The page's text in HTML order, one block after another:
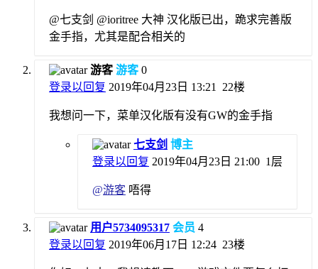
@七支剑 @ioritree 大神 汉化版已出，跪求完善版
金手指，尤其是配合相关的
游客游客 0
登录以回复 2019年04月23日 13:21 22楼
我想问一下，菜单汉化版有没有GW的金手指
七支剑 博主
登录以回复 2019年04月23日 21:00 1层
@游客 唔得
用户5734095317 会员 4
登录以回复 2019年06月17日 12:24 23楼